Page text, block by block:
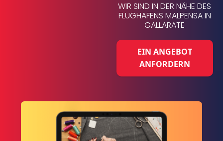
WIR SIND IN DER NÄHE DES
FLUGHAFENS MALPENSA IN
GALLARATE
EIN ANGEBOT
ANFORDERN